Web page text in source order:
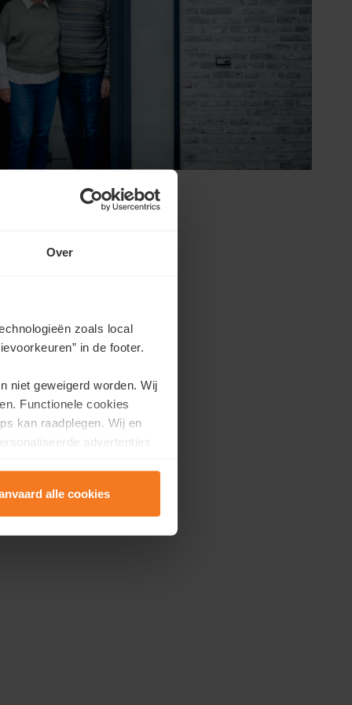
Over
zoals local
in de footer.
niet geweigerd worden. Wij
Functionele cookies
kan raadplegen. Wij en
advertenties
alle cookies